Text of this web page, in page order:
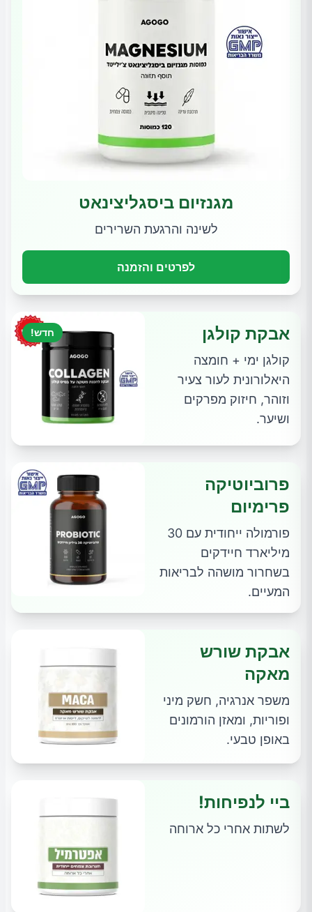
מגנזיום ביסגליצינאט
לשינה והרגעת השרירים
לפרטים והזמנה
חדש! אבקת קולגן
קולגן ימי + חומצה
היאלורונית לעור צעיר
וזוהר, חיזוק מפרקים
ושיער.
פרוביוטיקה
פרימיום
פורמולה ייחודית עם 30
מיליארד חיידקים
בשחרור מושהה לבריאות
המעיים.
אבקת שורש
מאקה
משפר אנרגיה, חשק מיני
ופוריות, ומאזן הורמונים
באופן טבעי.
ביי לנפיחות!
לשתות אחרי כל ארוחה